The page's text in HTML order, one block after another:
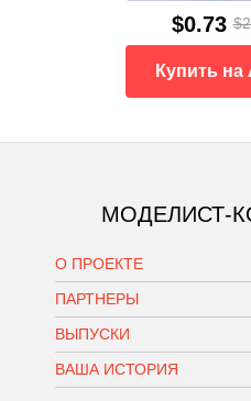
$0.73
Купить на
МОДЕЛИСТ-
О ПРОЕКТЕ
ПАРТНЕРЫ
ВЫПУСКИ
ВАША ИСТОРИЯ